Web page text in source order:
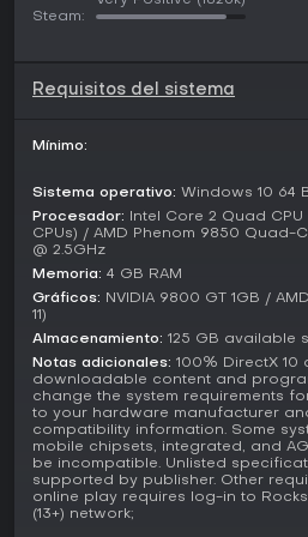
misiones de la historia que
interacción más profunda con el
Grand Theft Auto Online es el
soporta hasta 30 jugadores más
modos clave como Heists, que
cooperativa y ejecución de robos
modes que enfrentan equipos en
como capturas o supervivencia.
PvP y co-op, con todas las
desde el lanzamiento, como
de negocios.
Updates and Current State
A marzo de 2026, Grand Theft
recibiendo soporte con
El reciente Title Update 1.72,
corrigió problemas como
exploits en sesiones online para
Steam:
Requisitos del sistema
Mínimo:
Sistema operativo: Windows 10 64
Procesador: Intel Core 2 Quad CPU
CPUs) / AMD Phenom 9850 Quad-
@ 2.5GHz
Memoria: 4 GB RAM
Gráficos: NVIDIA 9800 GT 1GB /
11)
Almacenamiento: 125 GB available
Notas adicionales: 100% DirectX 10
downloadable content and
change the system requirements
to your hardware manufacturer
compatibility information. Some
mobile chipsets, integrated, and
be incompatible. Unlisted
supported by publisher. Other
online play requires log-in to
(13+) network;